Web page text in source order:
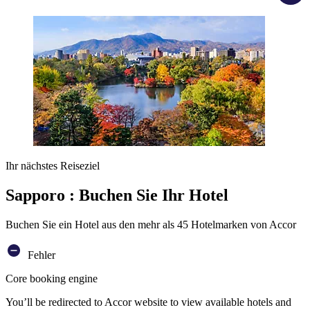
Ihr nächstes Reiseziel
Sapporo : Buchen Sie Ihr Hotel
Buchen Sie ein Hotel aus den mehr als 45 Hotelmarken von Accor
Fehler
Core booking engine
You’ll be redirected to Accor website to view available hotels and